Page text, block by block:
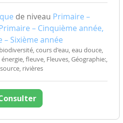
de niveau Primaire –
– Cinquième année,
– Sixième année
cours d'eau, eau douce,
fleuve, Fleuves, Géographie:,
rivières